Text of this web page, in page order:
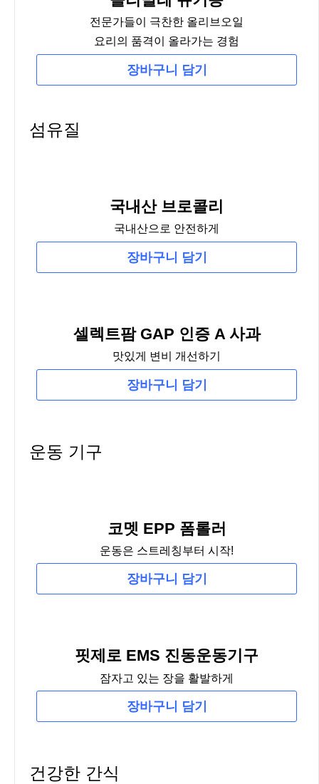
전문가들이 극찬한 올리브오일
요리의 품격이 올라가는 경험
장바구니 담기
섬유질
국내산 브로콜리
국내산으로 안전하게
장바구니 담기
셀렉트팜 GAP 인증 A 사과
맛있게 변비 개선하기
장바구니 담기
운동 기구
코멧 EPP 폼롤러
운동은 스트레칭부터 시작!
장바구니 담기
핏제로 EMS 진동운동기구
잠자고 있는 장을 활발하게
장바구니 담기
건강한 간식